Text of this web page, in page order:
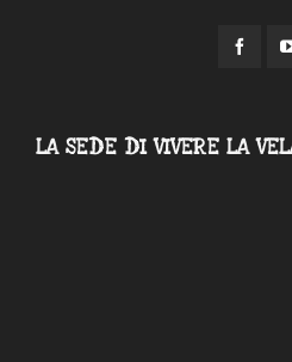
LA SEDE DI VIVERE LA